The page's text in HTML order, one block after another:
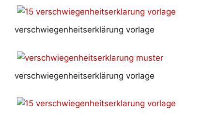
verschwiegenheitserklärung vorlage
verschwiegenheitserklärung vorlage